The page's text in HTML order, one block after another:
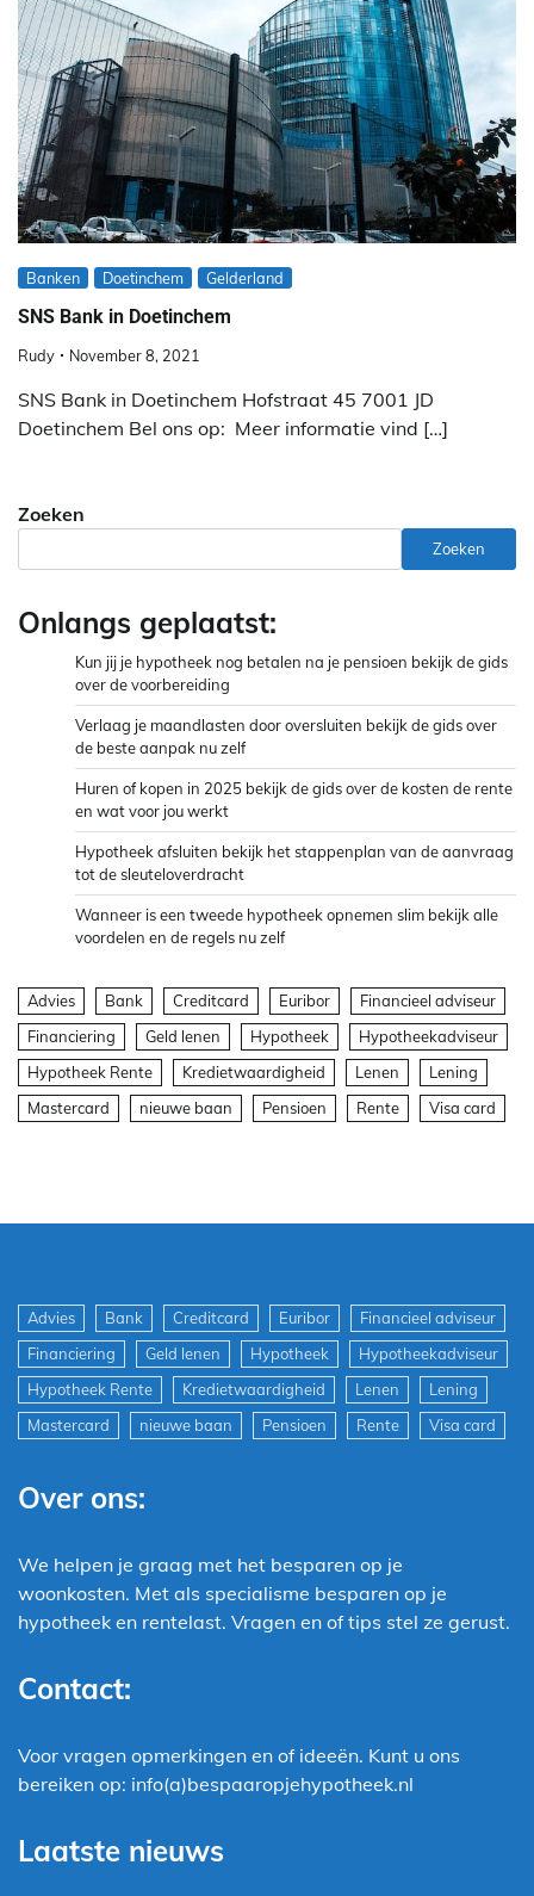
Banken Doetinchem Gelderland
SNS Bank in Doetinchem
Rudy November 8, 2021
SNS Bank in Doetinchem Hofstraat 45 7001 JD
Doetinchem Bel ons op: Meer informatie vind […]
Zoeken
Zoeken
Onlangs geplaatst:
Kun jij je hypotheek nog betalen na je pensioen bekijk de gids
over de voorbereiding
Verlaag je maandlasten door oversluiten bekijk de gids over
de beste aanpak nu zelf
Huren of kopen in 2025 bekijk de gids over de kosten de rente
en wat voor jou werkt
Hypotheek afsluiten bekijk het stappenplan van de aanvraag
tot de sleuteloverdracht
Wanneer is een tweede hypotheek opnemen slim bekijk alle
voordelen en de regels nu zelf
Advies Bank Creditcard Euribor
Financieel adviseur
Financiering
Geld lenen Hypotheek
Hypotheekadviseur
Hypotheek Rente
Kredietwaardigheid Lenen
Lening
Mastercard
nieuwe baan Pensioen Rente Visa card
Advies Bank Creditcard Euribor
Financieel adviseur
Financiering
Geld lenen Hypotheek
Hypotheekadviseur
Hypotheek Rente
Kredietwaardigheid Lenen
Lening
Mastercard
nieuwe baan Pensioen Rente Visa card
Over ons:
We helpen je graag met het besparen op je
woonkosten. Met als specialisme besparen op je
hypotheek en rentelast. Vragen en of tips stel ze gerust.
Contact:
Voor vragen opmerkingen en of ideeën. Kunt u ons
bereiken op: info(a)bespaaropjehypotheek.nl
Laatste nieuws